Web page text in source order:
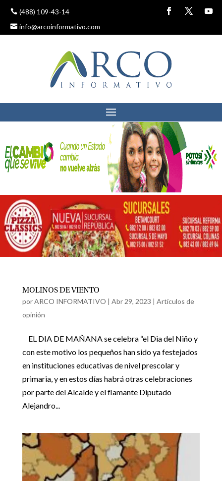
(488) 109-43-14
info@arcoinformativo.com
MOLINOS DE VIENTO
porARCO INFORMATIVO | Abr 29, 2023 | Artículos de
opinión
EL DIA DE MAÑANA se celebra “el Dia del Niño y
con este motivo los pequeños han sido ya festejados
en instituciones educativas de nivel prescolar y
primaria, y en estos días habrá otras celebraciones
por parte del Alcalde y el flamante Diputado
Alejandro...